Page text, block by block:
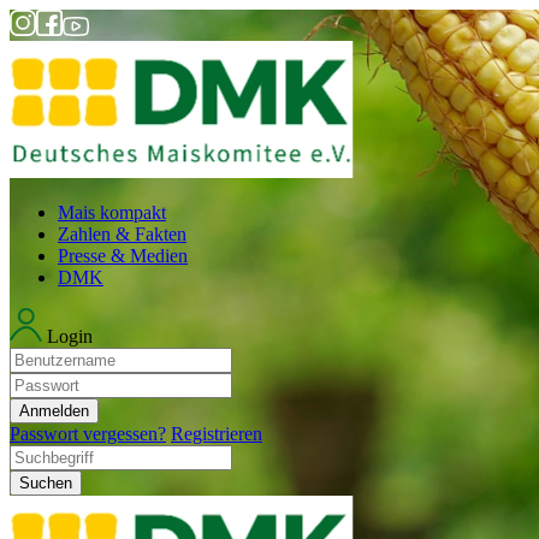
Mais kompakt
Zahlen & Fakten
Presse & Medien
DMK
Login
Anmelden
Passwort vergessen? Registrieren
Suchen